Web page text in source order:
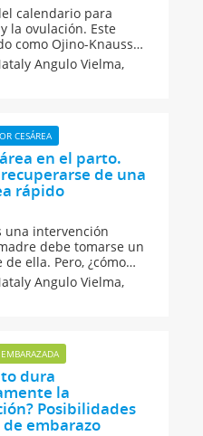
calendario para
la ovulación. Este
como Ojino-Knauss
lograr un embarazo
mantener
días no fértiles sin
Angulo Vielma,
CESÁREA
en el parto.
de una
rápido
una intervención
debe tomarse un
ella. Pero, ¿cómo
rápidamente? En
las principales
cuenta para cuidar la
Angulo Vielma,
dura
la
Posibilidades
de embarazo